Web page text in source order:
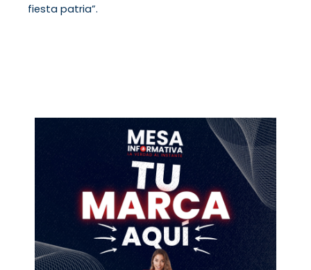
fiesta patria”.